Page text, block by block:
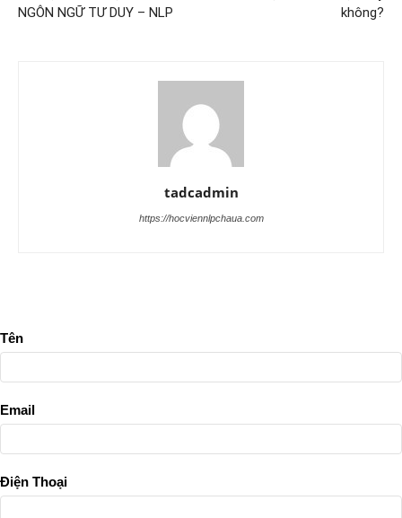
NGÔN NGỮ TƯ DUY – NLP
không?
tadcadmin
https://hocviennlpchaua.com
Tên
Email
Điện Thoại